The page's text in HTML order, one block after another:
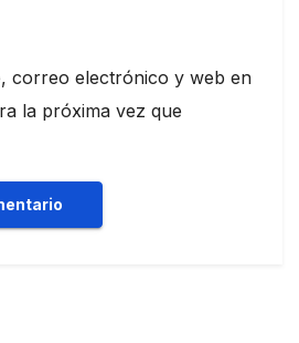
correo electrónico y web en
la próxima vez que